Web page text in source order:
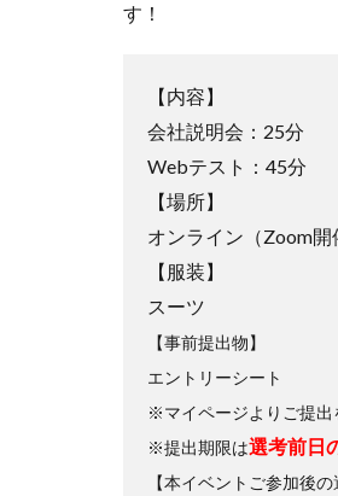
す！
【内容】
会社説明会：25分
Webテスト：45分
【場所】
オンライン（Zoom開
【服装】
スーツ
【事前提出物】
エントリーシート
※マイページよりご提出
※提出期限は選考前日
【本イベントご参加後の